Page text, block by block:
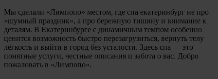
Мы сделали «Лимпопо» местом, где спа екатеринбург не про
«шумный праздник», а про бережную тишину и внимание к
деталям. В Екатеринбурге с динамичным темпом особенно
ценится возможность быстро перезагрузиться, вернуть телу
лёгкость и выйти в город без усталости. Здесь спа — это
понятные услуги, честные описания и забота о вас. Добро
пожаловать в «Лимпопо».